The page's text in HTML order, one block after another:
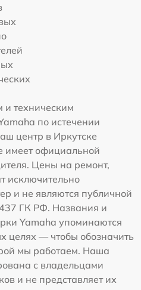
техническим
по истечении
центр в Иркутске
имеет официальной
Цены на ремонт,
исключительно
и не являются публичной
437 ГК РФ. Названия и
Yamaha упоминаются
целях — чтобы обозначить
мы работаем. Наша
с владельцами
и не представляет их